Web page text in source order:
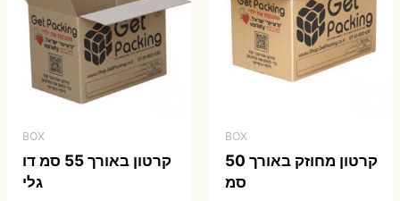
BOX
קרטון מחוזק באורך 50
סמ
BOX
קרטון באורך 55 סמ דו
גלי